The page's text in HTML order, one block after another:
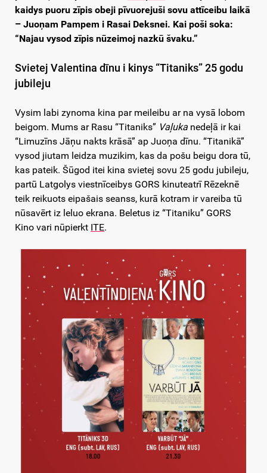
kaidys puoru zīpis obeji pīvuorejuši sovu attīceibu laikā
– Juoņam Pampem i Rasai Deksnei. Kai poši soka:
“Najau vysod zīpis nūzeimoj nazkū švaku.”
Svietej Valentina dīnu i kinys “Titaniks” 25 godu
jubileju
Vysim labi zynoma kina par meileibu ar na vysā lobom
beigom. Mums ar Rasu “Titaniks” Vaļuka nedeļā ir kai
“Limuzīns Jāņu nakts krāsā” ap Juoņa dīnu. “Titanikā”
vysod jiutam leidza muzikim, kas da pošu beigu dora tū,
kas pateik. Šūgod itei kina svietej sovu 25 godu jubileju,
partū Latgolys viestnīceibys GORS kinuteatrī Rēzeknē
teik reikuots eipašais seanss, kurā kotram ir vareiba tū
nūsavērt iz leluo ekrana. Beletus iz “Titaniku” GORS
Kino vari nūpierkt ITE.